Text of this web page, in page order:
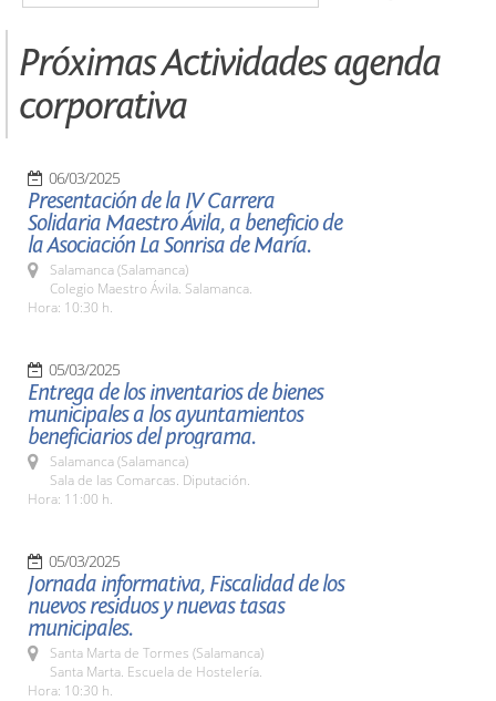
Próximas Actividades agenda
corporativa
06/03/2025
Presentación de la IV Carrera
Solidaria Maestro Ávila, a beneficio de
la Asociación La Sonrisa de María.
Salamanca (Salamanca)
Colegio Maestro Ávila. Salamanca.
Hora: 10:30 h.
05/03/2025
Entrega de los inventarios de bienes
municipales a los ayuntamientos
beneficiarios del programa.
Salamanca (Salamanca)
Sala de las Comarcas. Diputación.
Hora: 11:00 h.
05/03/2025
Jornada informativa, Fiscalidad de los
nuevos residuos y nuevas tasas
municipales.
Santa Marta de Tormes (Salamanca)
Santa Marta. Escuela de Hostelería.
Hora: 10:30 h.